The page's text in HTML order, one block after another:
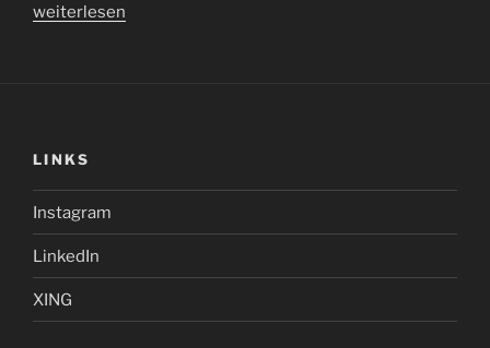
„Otter
weiterlesen
LINKS
Instagram
LinkedIn
XING